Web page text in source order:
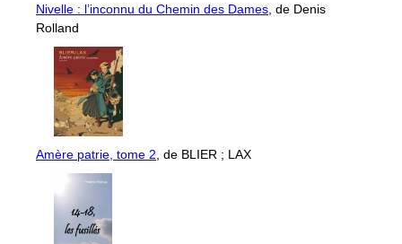
Nivelle : l’inconnu du Chemin des Dames , de Denis
Rolland
Amère patrie, tome 2 , de BLIER ; LAX